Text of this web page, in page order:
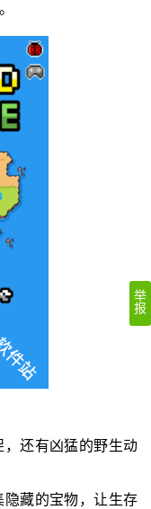
，还有凶猛的野生动
隐藏的宝物，让生存
举
报